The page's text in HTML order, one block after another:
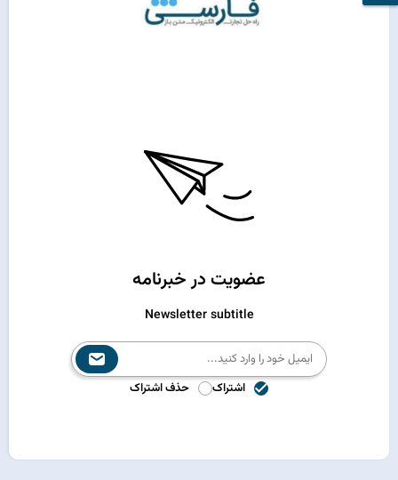
عضویت در خبرنامه
Newsletter subtitle
اشتراک حذف اشتراک